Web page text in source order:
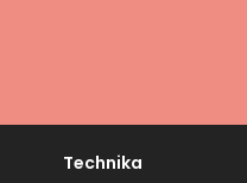
Technika